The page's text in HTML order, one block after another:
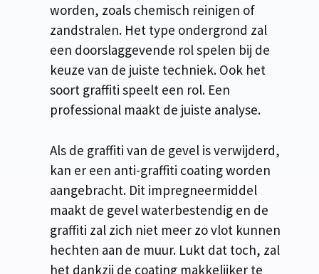
worden, zoals chemisch reinigen of
zandstralen. Het type ondergrond zal
een doorslaggevende rol spelen bij de
keuze van de juiste techniek. Ook het
soort graffiti speelt een rol. Een
professional maakt de juiste analyse.
Als de graffiti van de gevel is verwijderd,
kan er een anti-graffiti coating worden
aangebracht. Dit impregneermiddel
maakt de gevel waterbestendig en de
graffiti zal zich niet meer zo vlot kunnen
hechten aan de muur. Lukt dat toch, zal
het dankzij de coating makkelijker te